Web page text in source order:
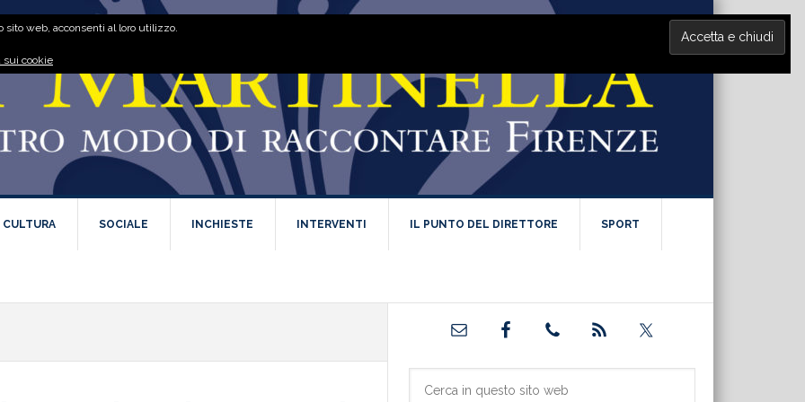
CULTURA SOCIALE INCHIESTE INTERVENTI IL PUNTO DEL DIRETTORE SPORT
Barra
primaria
web, acconsenti al loro utilizzo.
sui cookie